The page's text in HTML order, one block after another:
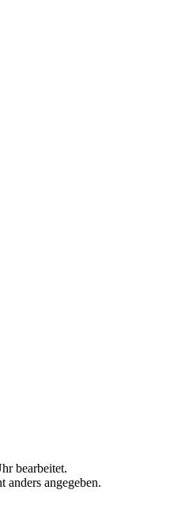
bearbeitet.
anders angegeben.